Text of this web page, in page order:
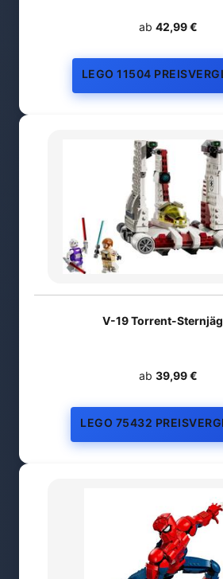
ab 42,99 €
LEGO 11504
V-19 Torrent-
ab 39,99 €
LEGO 75432